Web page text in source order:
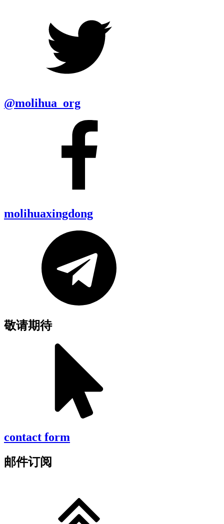
@molihua_org
molihuaxingdong
敬请期待
contact form
邮件订阅